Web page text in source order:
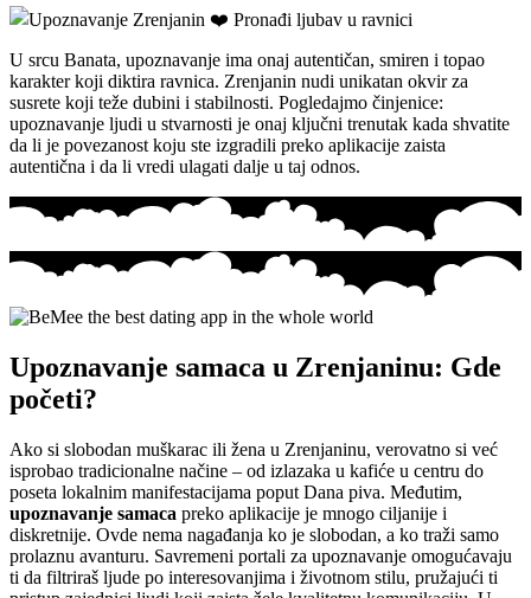
U srcu Banata, upoznavanje ima onaj autentičan, smiren i topao
karakter koji diktira ravnica. Zrenjanin nudi unikatan okvir za
susrete koji teže dubini i stabilnosti. Pogledajmo činjenice:
upoznavanje ljudi u stvarnosti je onaj ključni trenutak kada shvatite
da li je povezanost koju ste izgradili preko aplikacije zaista
autentična i da li vredi ulagati dalje u taj odnos.
Upoznavanje samaca u Zrenjaninu: Gde
početi?
Ako si slobodan muškarac ili žena u Zrenjaninu, verovatno si već
isprobao tradicionalne načine – od izlazaka u kafiće u centru do
poseta lokalnim manifestacijama poput Dana piva. Međutim,
upoznavanje samaca preko aplikacije je mnogo ciljanije i
diskretnije. Ovde nema nagađanja ko je slobodan, a ko traži samo
prolaznu avanturu. Savremeni portali za upoznavanje omogućavaju
ti da filtriraš ljude po interesovanjima i životnom stilu, pružajući ti